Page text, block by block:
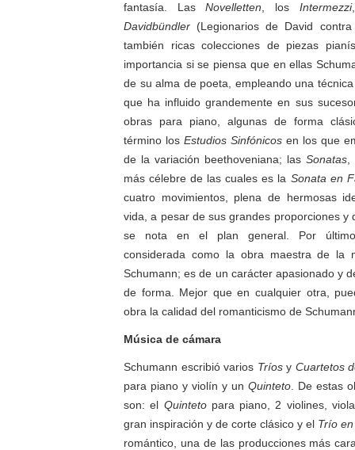
fantasía. LasNovelletten , los Intermezzi
Davidbündler (Legionarios de David
también ricas colecciones de piezas
importancia si se piensa que en ellas
de su alma de poeta, empleando una
que ha influido grandemente en sus
obras para piano, algunas de forma
término los Estudios Sinfónicos en los que
de la variación beethoveniana; las Sonatas
más célebre de las cuales es la Sonata en
cuatro movimientos, plena de hermosas
vida, a pesar de sus grandes proporciones y
se nota en el plan general. Por
considerada como la obra maestra de la
Schumann; es de un carácter apasionado y
de forma. Mejor que en cualquier otra,
obra la calidad del romanticismo de
Música de cámara
Schumann escribió varios Tríosy Cuartetos
para piano y violín y un Quinteto . De estas
son: el Quintetopara piano, 2 violines,
gran inspiración y de corte clásico y el Trío
romántico, una de las producciones más